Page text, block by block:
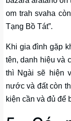
om trah svaha
Tạng Bồ Tát”.
Khi gia đình gặp
tên, danh hiệu và
thì Ngài sẽ hiện
nước và đất còn
kiện cần và đủ để